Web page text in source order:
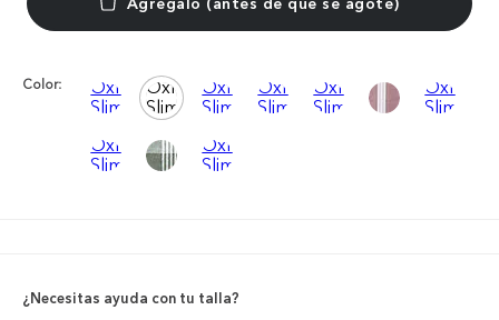
Color:
¿Necesitas ayuda con tu talla?